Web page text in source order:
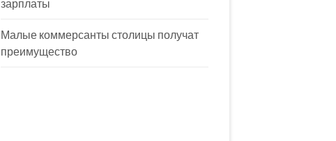
зарплаты
Малые коммерсанты столицы получат
преимущество